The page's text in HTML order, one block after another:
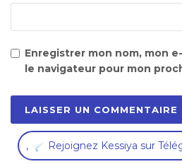
Enregistrer mon nom, mon
le navigateur pour mon
, Rejoignez Kessiya sur